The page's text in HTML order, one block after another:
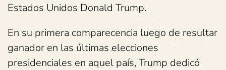
Estados Unidos Donald Trump.
En su primera comparecencia luego de resultar
ganador en las últimas elecciones
presidenciales en aquel país, Trump dedicó